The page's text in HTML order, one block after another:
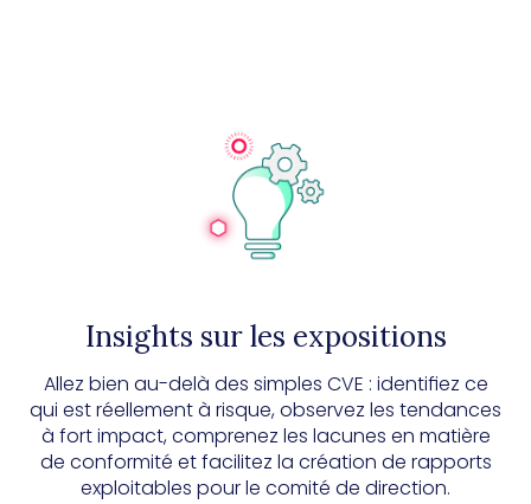
Insights sur les expositions
Allez bien au-delà des simples CVE : identifiez ce
qui est réellement à risque, observez les tendances
à fort impact, comprenez les lacunes en matière
de conformité et facilitez la création de rapports
exploitables pour le comité de direction.